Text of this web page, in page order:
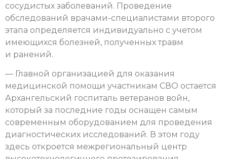
сосудистых заболеваний. Проведение
обследований врачами-специалистами второго
этапа определяется индивидуально с учетом
имеющихся болезней, полученных травм
и ранений.
— Главной организацией для оказания
медицинской помощи участникам СВО остается
Архангельский госпиталь ветеранов войн,
который за последние годы оснащен самым
современным оборудованием для проведения
диагностических исследований. В этом году
здесь откроется межрегиональный центр